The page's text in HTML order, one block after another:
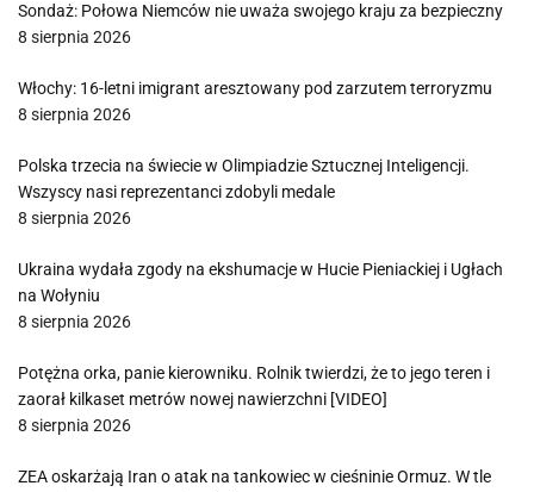
Sondaż: Połowa Niemców nie uważa swojego kraju za bezpieczny
8 sierpnia 2026
Włochy: 16-letni imigrant aresztowany pod zarzutem terroryzmu
8 sierpnia 2026
Polska trzecia na świecie w Olimpiadzie Sztucznej Inteligencji.
Wszyscy nasi reprezentanci zdobyli medale
8 sierpnia 2026
Ukraina wydała zgody na ekshumacje w Hucie Pieniackiej i Ugłach
na Wołyniu
8 sierpnia 2026
Potężna orka, panie kierowniku. Rolnik twierdzi, że to jego teren i
zaorał kilkaset metrów nowej nawierzchni [VIDEO]
8 sierpnia 2026
ZEA oskarżają Iran o atak na tankowiec w cieśninie Ormuz. W tle